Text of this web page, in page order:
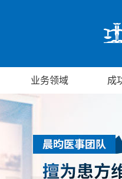
业务领域 成